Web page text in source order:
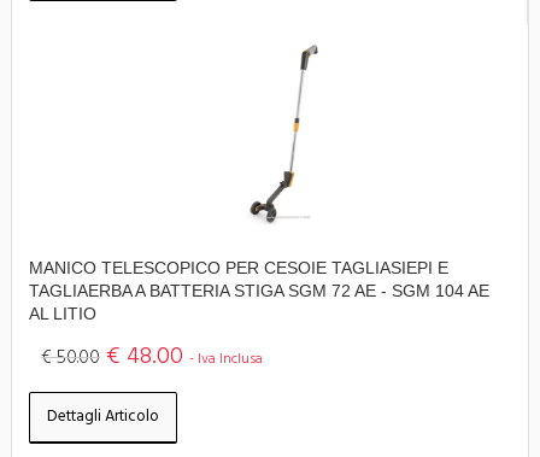
MANICO TELESCOPICO PER CESOIE TAGLIASIEPI E
TAGLIAERBA A BATTERIA STIGA SGM 72 AE - SGM 104 AE
AL LITIO
€ 50.00 € 48.00 - Iva Inclusa
Dettagli Articolo